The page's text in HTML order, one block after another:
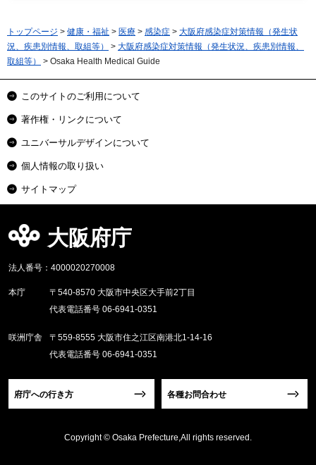
トップページ > 健康・福祉 > 医療 > 感染症 > 大阪府感染症対策情報（発生状
況、疾患別情報、取組等）
> 大阪府感染症対策情報（発生状況、疾患別情報、
取組等）
> Osaka Health Medical Guide
このサイトのご利用について
著作権・リンクについて
ユニバーサルデザインについて
個人情報の取り扱い
サイトマップ
大阪府庁
法人番号：4000020270008
本庁
〒540-8570 大阪市中央区大手前2丁目
代表電話番号 06-6941-0351
咲洲庁舎
〒559-8555 大阪市住之江区南港北1-14-16
代表電話番号 06-6941-0351
府庁への行き方 各種お問合わせ
Copyright © Osaka Prefecture,All rights reserved.